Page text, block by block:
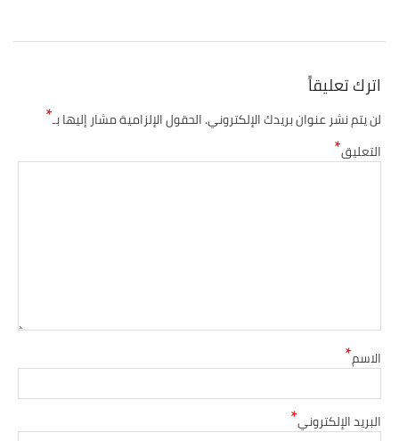
اترك تعليقاً
لن يتم نشر عنوان بريدك الإلكتروني.الحقول الإلزامية مشار إليها بـ*
التعليق*
الاسم*
البريد الإلكتروني*